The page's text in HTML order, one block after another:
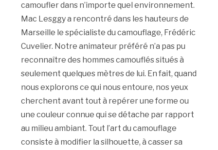
camoufler dans n’importe quel environnement.
Mac Lesggy a rencontré dans les hauteurs de
Marseille le spécialiste du camouflage, Frédéric
Cuvelier. Notre animateur préféré n’a pas pu
reconnaître des hommes camouflés situés à
seulement quelques mètres de lui. En fait, quand
nous explorons ce qui nous entoure, nos yeux
cherchent avant tout à repérer une forme ou
une couleur connue qui se détache par rapport
au milieu ambiant. Tout l’art du camouflage
consiste à modifier la silhouette, à casser sa